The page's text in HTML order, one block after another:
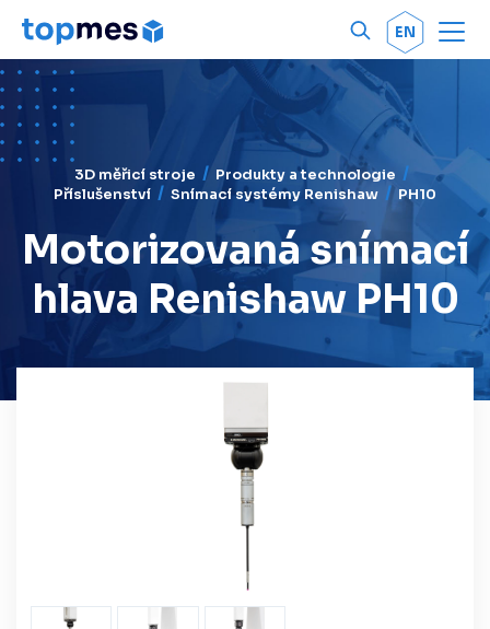
EN Menu
3D měřicí stroje
Produkty a technologie
Příslušenství
Snímací systémy Renishaw PH10
Motorizovaná snímací
hlava Renishaw PH10